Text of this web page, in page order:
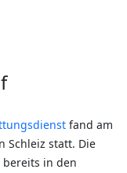
fand am
Schleiz statt. Die
bereits in den